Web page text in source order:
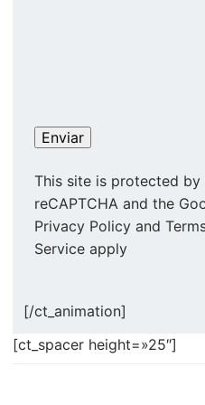
This site is protected by
reCAPTCHA and the
Privacy Policy and
Service apply
[/ct_animation]
[ct_spacer height=»25″]